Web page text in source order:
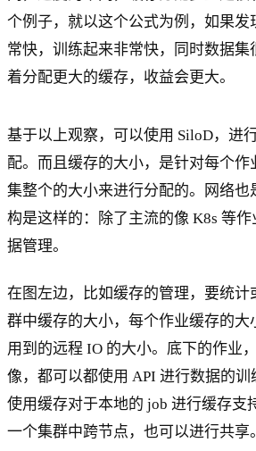
个例子，就以这个公式为例，如果发
常快，训练起来非常快，同时数据集
着分配更大的缓存，收益会更大。
基于以上观察，可以使用 SiloD，进
配。而且缓存的大小，是针对每个作
集整个的大小来进行分配的。网络也
构是这样的：除了主流的像 K8s 等
据管理。
在图左边，比如缓存的管理，要统计
群中缓存的大小，每个作业缓存的大
用到的远程 IO 的大小。底下的作业
像，都可以都使用 API 进行数据的训
使用缓存对于本地的 job 进行缓存支
一个集群中跨节点，也可以进行共享。